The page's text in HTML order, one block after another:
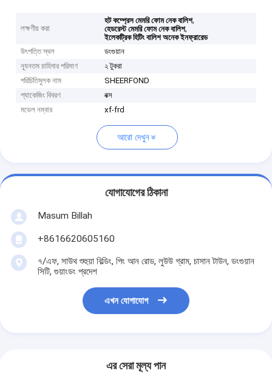
লক্ষণীয় করা
হট কম্প্রেস মেমরি ফোম নেক বালিশ,
হেডরেস্ট মেমরি ফোম নেক বালিশ,
ইলেকট্রিক হিটিং বালিশ অনেক ইনফ্রারেড
উৎপত্তি স্থল
ডংগুয়ান
ন্যূনতম চাহিদার পরিমাণ
২ টুকরা
পরিচিতিমুলক নাম
SHEERFOND
প্যাকেজিং বিবরণ
বক্স
মডেল নম্বার
xf-frd
আরো দেখুন
যোগাযোগের ঠিকানা
Masum Billah
+8616620605160
৭/এফ, সাউথ শুহুয়া বিল্ডিং, পিং আন রোড, লুউউ গ্রাম, চাসান টাউন, ডংগুয়ান
সিটি, গুয়াংডং প্রদেশ
এখন যোগাযোগ
এর সেরা মূল্য পান